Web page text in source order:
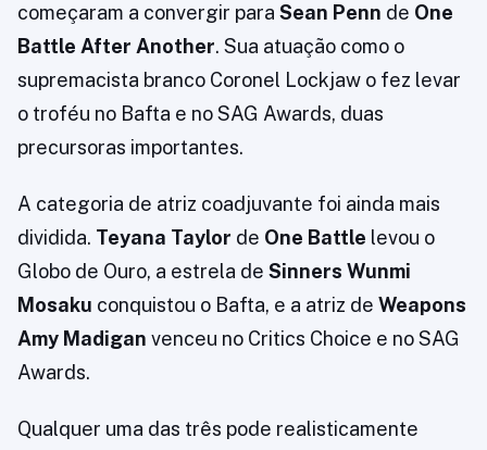
começaram a convergir para Sean Penn de One
Battle After Another. Sua atuação como o
supremacista branco Coronel Lockjaw o fez levar
o troféu no Bafta e no SAG Awards, duas
precursoras importantes.
A categoria de atriz coadjuvante foi ainda mais
dividida. Teyana Taylor de One Battle levou o
Globo de Ouro, a estrela de Sinners Wunmi
Mosaku conquistou o Bafta, e a atriz de Weapons
Amy Madigan venceu no Critics Choice e no SAG
Awards.
Qualquer uma das três pode realisticamente